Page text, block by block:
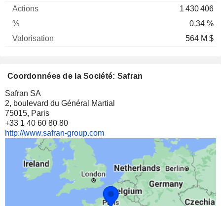
1 430 406
0,34 %
564 M $
Coordonnées de la Société: Safran
Safran SA
2, boulevard du Général Martial
75015, Paris
+33 1 40 60 80 80
http://www.safran-group.com